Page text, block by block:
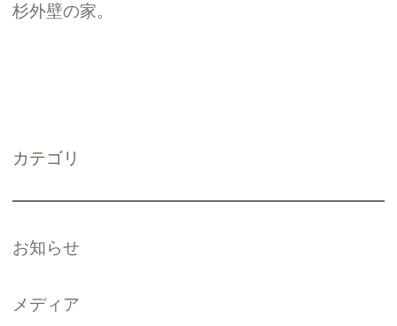
杉外壁の家。
カテゴリ
お知らせ
メディア